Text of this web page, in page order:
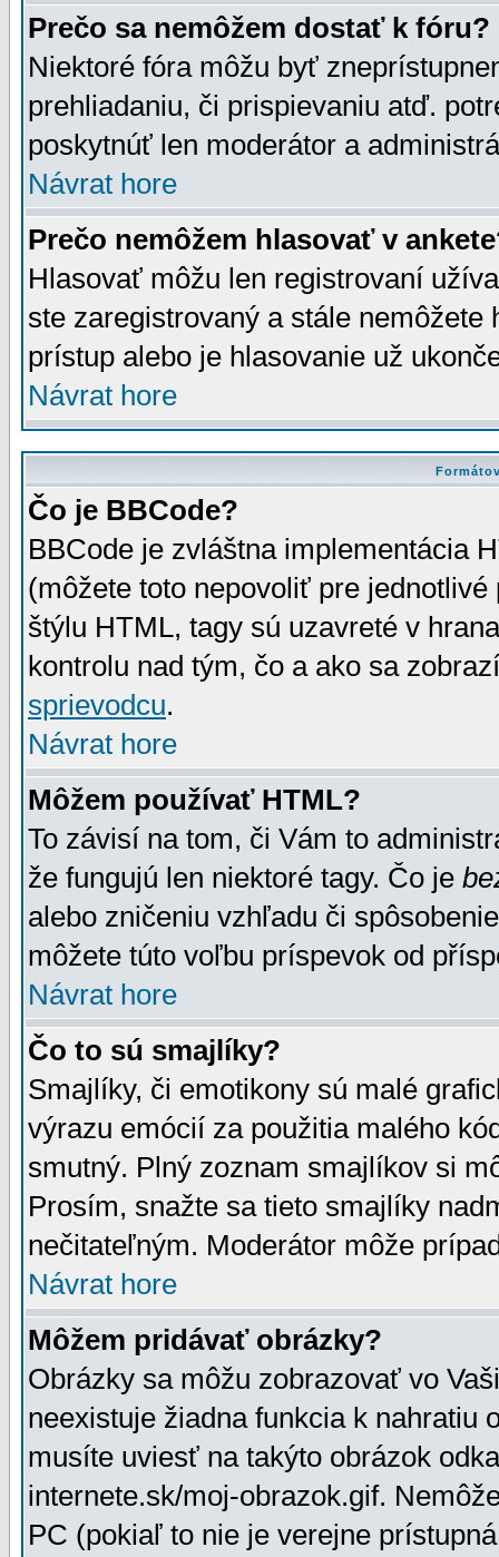
Prečo sa nemôžem dostať k fóru?
Niektoré fóra môžu byť
prehliadaniu, či prispievaniu atď.
poskytnúť len moderátor a
Návrat hore
Prečo nemôžem hlasovať v
Hlasovať môžu len registrovaní
ste zaregistrovaný a stále
prístup alebo je hlasovanie už
Návrat hore
Čo je BBCode?
BBCode je zvláštna implementácia
(môžete toto nepovoliť pre
štýlu HTML, tagy sú uzavreté v
kontrolu nad tým, čo a ako sa
sprievodcu.
Návrat hore
Môžem používať HTML?
To závisí na tom, či Vám to
že fungujú len niektoré tagy. Čo je
alebo zničeniu vzhľadu či
môžete túto voľbu príspevok od
Návrat hore
Čo to sú smajlíky?
Smajlíky, či emotikony sú malé
výrazu emócií za použitia malého
smutný. Plný zoznam smajlíkov si
Prosím, snažte sa tieto smajlíky
nečitateľným. Moderátor môže
Návrat hore
Môžem pridávať obrázky?
Obrázky sa môžu zobrazovať vo
neexistuje žiadna funkcia k nahratiu
musíte uviesť na takýto obrázok
internete.sk/moj-obrazok.gif.
PC (pokiaľ to nie je verejne